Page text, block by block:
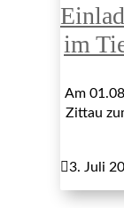
im
Am
Zittau
3. Juli